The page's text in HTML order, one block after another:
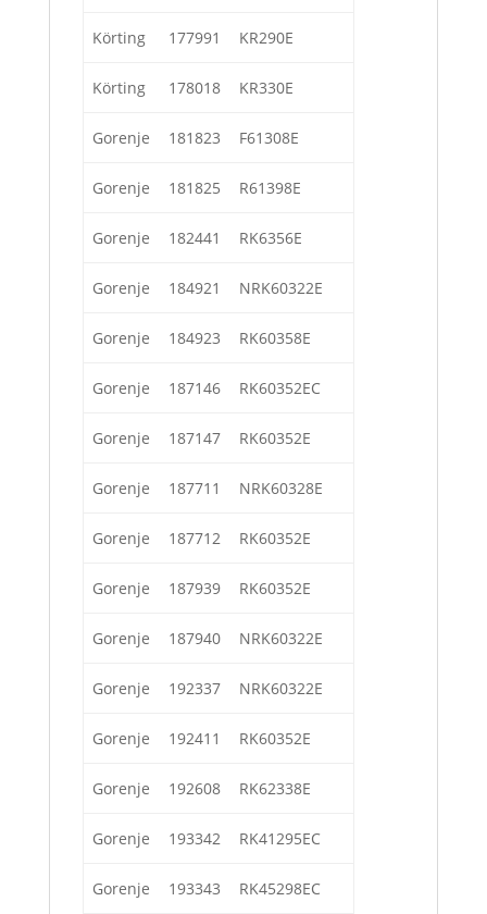
Körting 177991 KR290E
Körting 178018 KR330E
Gorenje 181823 F61308E
Gorenje 181825 R61398E
Gorenje 182441 RK6356E
Gorenje 184921 NRK60322E
Gorenje 184923 RK60358E
Gorenje 187146 RK60352EC
Gorenje 187147 RK60352E
Gorenje 187711 NRK60328E
Gorenje 187712 RK60352E
Gorenje 187939 RK60352E
Gorenje 187940 NRK60322E
Gorenje 192337 NRK60322E
Gorenje 192411 RK60352E
Gorenje 192608 RK62338E
Gorenje 193342 RK41295EC
Gorenje 193343 RK45298EC